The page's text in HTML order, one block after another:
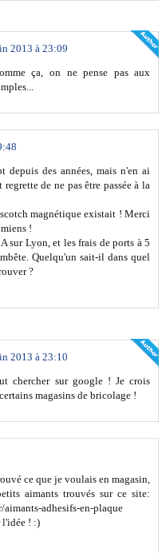
2013 à 23:09
ça, on ne pense pas aux
depuis des années, mais n'en ai
de ne pas être passée à la
magnétique existait ! Merci
!
sur Lyon, et les frais de ports à 5
Quelqu'un sait-il dans quel
?
2013 à 23:10
chercher sur google ! Je crois
magasins de bricolage !
ce que je voulais en magasin,
aimants trouvés sur ce site:
adhesifs-en-plaque
l'idée ! :)